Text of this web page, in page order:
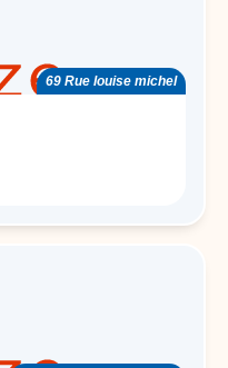
69 Rue louise michel